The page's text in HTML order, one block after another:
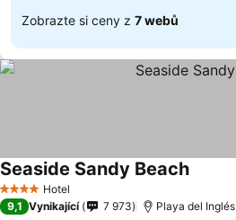
Zobrazte si ceny z 7 webů
4 Počet hvězdiček
Hotel
Seaside Sandy Beach
9,1 Vynikající 7 973 Playa del Inglés